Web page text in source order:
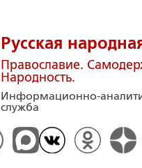
Русская
Православие.
Народность.
Информационно-
служба